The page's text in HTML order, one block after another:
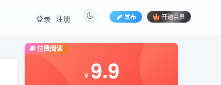
发布 开通会员
登录 注册
付费阅读
￥ 9.9